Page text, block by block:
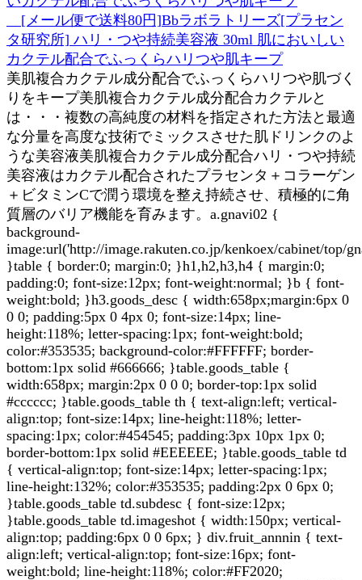
[メール便で送料80円]Bbラボラトリーズ[プラセン
タ研究所] ハリ・つや持続美容液 30ml 肌においしい
カクテル配合でふっくらハリつや肌キープ
美肌複合カクテル成分配合でふっくらハリつや肌づく
りをキープ美肌複合カクテル成分配合カクテルと
は・・・複数の高純度の材料を指定された方法と最適
な分量を高度な技術でミックスさせた肌ドリンクのよ
うな美容液美肌複合カクテル成分配合ハリ・つや持続
美容液はカクテル配合されたプラセンタ＋コラーゲン
＋ビタミンCで潤う環境を整え持続させ、積極的に角
質層のバリア機能を育みます。a.gnavi02 {
background-
image:url('http://image.rakuten.co.jp/kenkoex/cabinet/top/
}table { border:0; margin:0; }h1,h2,h3,h4 { margin:0;
padding:0; font-size:12px; font-weight:normal; }b { font-
weight:bold; }h3.goods_desc { width:658px;margin:6px 0
0 0; padding:5px 0 4px 0; font-size:14px; line-
height:118%; letter-spacing:1px; font-weight:bold;
color:#353535; background-color:#FFFFFF; border-
bottom:1px solid #666666; }table.goods_table {
width:658px; margin:2px 0 0 0; border-top:1px solid
#cccccc; }table.goods_table th { text-align:left; vertical-
align:top; font-size:14px; line-height:118%; letter-
spacing:1px; color:#454545; padding:3px 10px 1px 0;
border-bottom:1px solid #EEEEEE; }table.goods_table td
{ vertical-align:top; font-size:14px; letter-spacing:1px;
line-height:132%; color:#353535; padding:2px 0 6px 0;
}table.goods_table td.subdesc { font-size:12px;
}table.goods_table td.imageshot { width:150px; vertical-
align:top; padding:6px 0 0 6px; } div.fruit_annnin { text-
align:left; vertical-align:top; font-size:16px; font-
weight:bold; line-height:118%; color:#FF2020;